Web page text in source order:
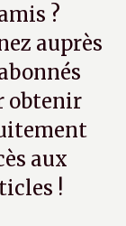
?
auprès
obtenir
aux
!